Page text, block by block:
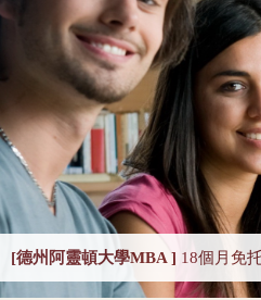
Constitutional Law 2025 Contracts
Criminal Law 2025 Criminology
CS-Programming Language 2025
CS-Theory 2025 Curriculum and
Digital Librarianship DNP Nurse
DNP Nurse Practitioner-Pediatric Primary
DNP Nurse Practitioner-Psychiatric Mental
[德州阿靈頓大學MBA ] 18個月免